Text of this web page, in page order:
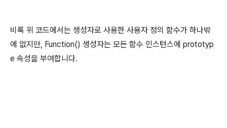
비록 위 코드에서는 생성자로 사용한 사용자 정의 함수가 하나밖
에 없지만, Function() 생성자는 모든 함수 인스턴스에 prototyp
e 속성을 부여합니다.